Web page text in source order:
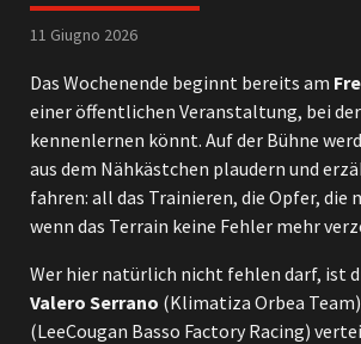
11 Giugno 2026
Das Wochenende beginnt bereits am
einer öffentlichen Veranstaltung, bei
kennenlernen könnt. Auf der Bühne
aus dem Nähkästchen plaudern und
fahren: all das Trainieren, die Opfer,
wenn das Terrain keine Fehler mehr
Wer hier natürlich nicht fehlen darf, ist
Valero Serrano (Klimatiza Orbea
(LeeCougan Basso Factory Racing)